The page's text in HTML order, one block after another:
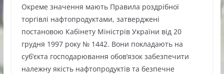
Окреме значення мають Правила роздрібної
торгівлі нафтопродуктами, затверджені
постановою Кабінету Міністрів України від 20
грудня 1997 року № 1442. Вони покладають на
суб’єкта господарювання обов’язок забезпечити
належну якість нафтопродуктів та безпечне